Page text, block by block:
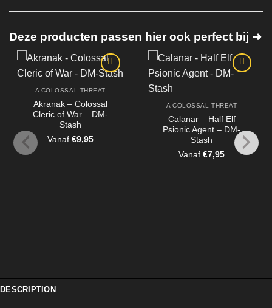
Deze producten passen hier ook perfect bij ➜
A COLOSSAL THREAT
Akranak – Colossal
Cleric of War – DM-
Stash
Vanaf €9,95
A COLOSSAL THREAT
Calanar – Half Elf
Psionic Agent – DM-
Stash
Vanaf€7,95
DESCRIPTION